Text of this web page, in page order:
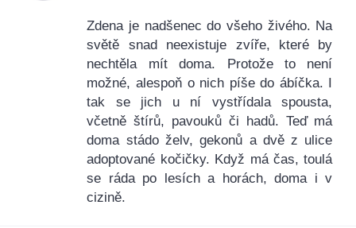
Zdena je nadšenec do všeho živého. Na
světě snad neexistuje zvíře, které by
nechtěla mít doma. Protože to není
možné, alespoň o nich píše do ábíčka. I
tak se jich u ní vystřídala spousta,
včetně štírů, pavouků či hadů. Teď má
doma stádo želv, gekonů a dvě z ulice
adoptované kočičky. Když má čas, toulá
se ráda po lesích a horách, doma i v
cizině.